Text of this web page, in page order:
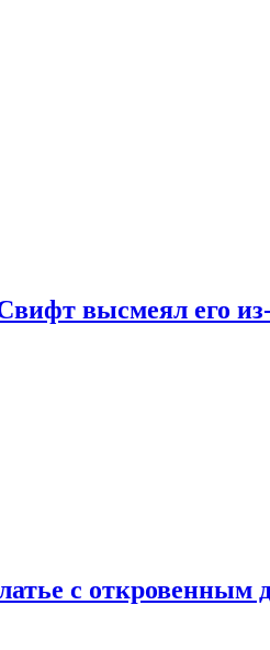
высмеял его
с откровенным